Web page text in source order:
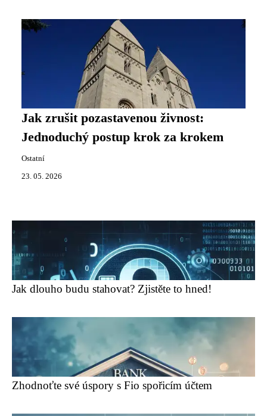
Jak zrušit pozastavenou živnost:
Jednoduchý postup krok za krokem
Ostatní
23. 05. 2026
Jak dlouho budu stahovat? Zjistěte to hned!
Zhodnoťte své úspory s Fio spořicím účtem